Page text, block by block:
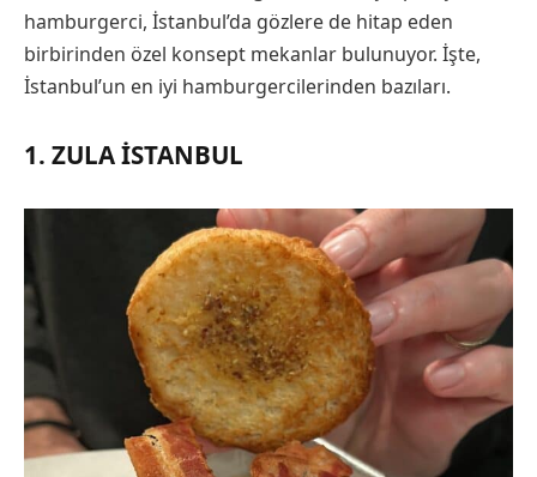
hamburgerci, İstanbul’da gözlere de hitap eden
birbirinden özel konsept mekanlar bulunuyor. İşte,
İstanbul’un en iyi hamburgercilerinden bazıları.
1. ZULA İSTANBUL